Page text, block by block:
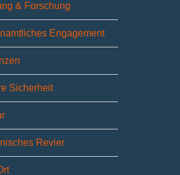
& Forschung
Engagement
Sicherheit
Revier